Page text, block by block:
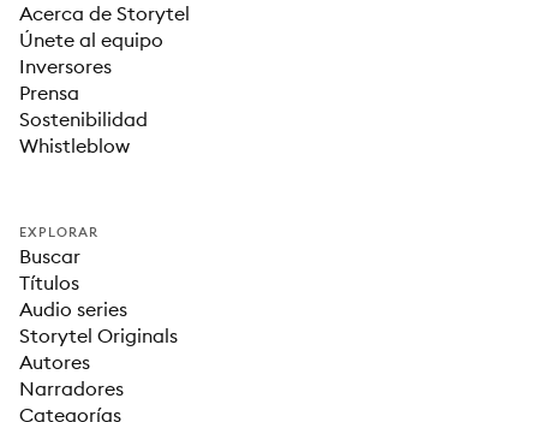
Acerca de Storytel
Únete al equipo
Inversores
Prensa
Sostenibilidad
Whistleblow
EXPLORAR
Buscar
Títulos
Audio series
Storytel Originals
Autores
Narradores
Categorías